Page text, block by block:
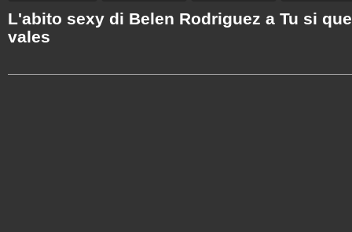
L'abito sexy di Belen Rodriguez a Tu si que
vales